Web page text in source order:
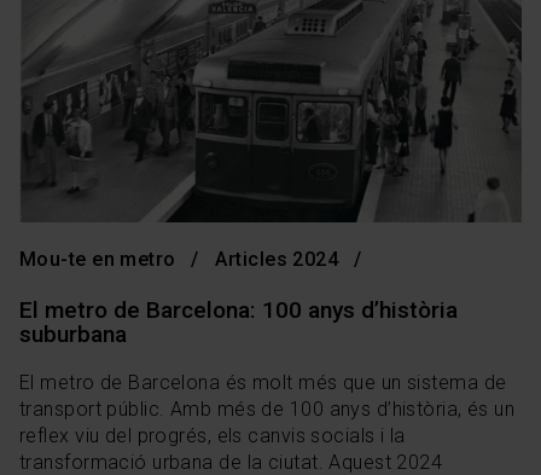
Mou-te en metro Articles 2024
El metro de Barcelona: 100 anys d’història
suburbana
El metro de Barcelona és molt més que un sistema de
transport públic. Amb més de 100 anys d’història, és un
reflex viu del progrés, els canvis socials i la
transformació urbana de la ciutat. Aquest 2024